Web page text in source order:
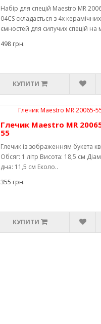
Набір для спецій Maestro MR
04CS складається з 4х керамічних
ємностей для сипучих спецій на
498 грн.
КУПИТИ
Глечик Maestro MR
55
Глечик із зображенням букета
Обсяг: 1 літр Висота: 18,5 см
дна: 11,5 см Еколо..
355 грн.
КУПИТИ